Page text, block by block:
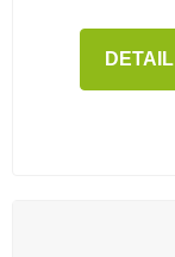
DETAIL